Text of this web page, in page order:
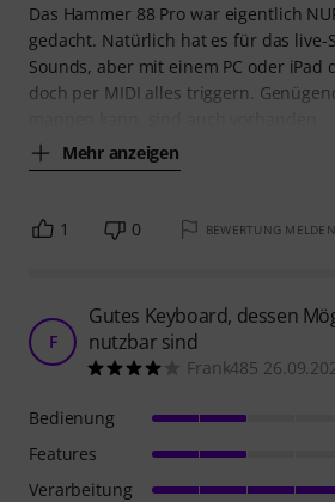
Das Hammer 88 Pro war eigentlich
gedacht. Natürlich hat es für das live-
Sounds, aber mit einem PC oder iPad
doch per MIDI alles triggern.
Mehr anzeigen
1 0 BEWERTUNG MELDEN
F
Gutes Keyboard, dessen
nutzbar sind
Frank485
Bedienung
Features
Verarbeitung